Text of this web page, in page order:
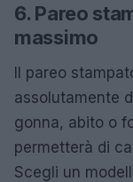
6. Pareo
massimo
Il pareo
assolutamente
gonna, abito o
permetterà di
Scegli un